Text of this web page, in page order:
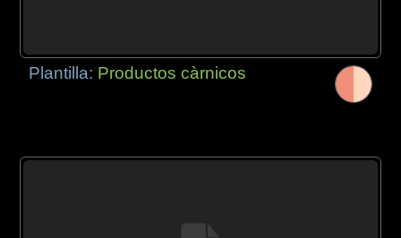
Plantilla: Productos càrnicos